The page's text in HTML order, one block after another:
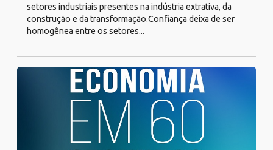
setores industriais presentes na indústria extrativa, da
construção e da transformação.Confiança deixa de ser
homogênea entre os setores...